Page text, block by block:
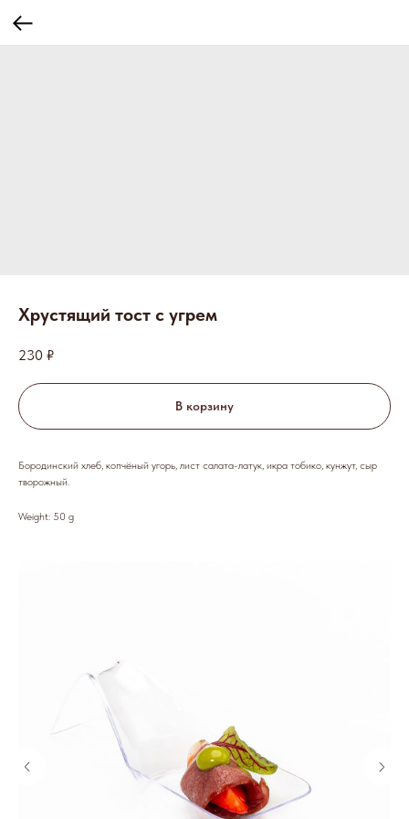
Хрустящий тост с угрем
230 ₽
В корзину
Бородинский хлеб, копчёный угорь, лист салата-латук, икра тобико, кунжут, сыр
творожный.
Weight: 50 g